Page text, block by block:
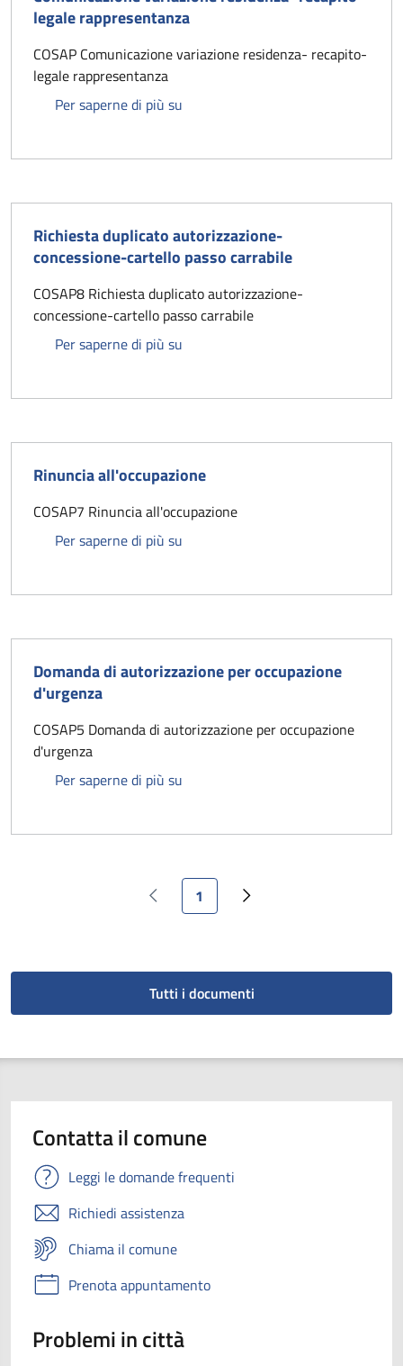
legale rappresentanza
COSAP Comunicazione variazione residenza- recapito-
legale rappresentanza
Per saperne di più su
Richiesta duplicato autorizzazione-
concessione-cartello passo carrabile
COSAP8 Richiesta duplicato autorizzazione-
concessione-cartello passo carrabile
Per saperne di più su
Rinuncia all'occupazione
COSAP7 Rinuncia all'occupazione
Per saperne di più su
Domanda di autorizzazione per occupazione
d'urgenza
COSAP5 Domanda di autorizzazione per occupazione
d'urgenza
Per saperne di più su
Pagina precedente
Pagina attuale
1 Pagina successiva
Tutti i documenti
Contatta il comune
Leggi le domande frequenti
Richiedi assistenza
Chiama il comune
Prenota appuntamento
Problemi in città